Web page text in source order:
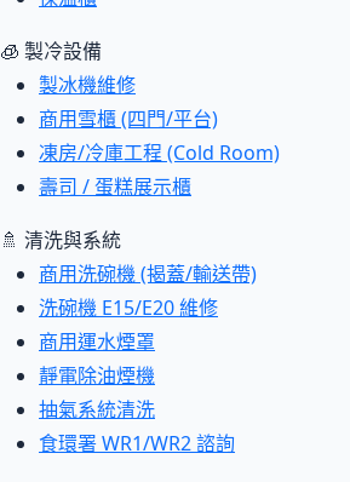
🧊 製冷設備
製冰機維修
商用雪櫃 (四門/平台)
凍房/冷庫工程 (Cold Room)
壽司 / 蛋糕展示櫃
🚿 清洗與系統
商用洗碗機 (揭蓋/輸送帶)
洗碗機 E15/E20 維修
商用運水煙罩
靜電除油煙機
抽氣系統清洗
食環署 WR1/WR2 諮詢